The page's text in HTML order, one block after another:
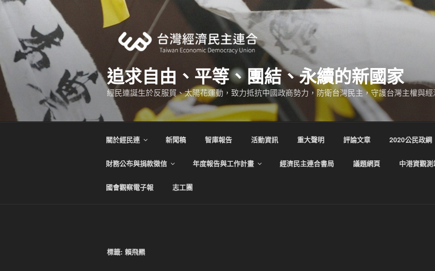
跳
容
追求自由、平等、團結、永續的新國家
經民連誕生於反服貿、太陽花運動，致力抵抗中國政商勢力，防衛台灣民主，守護台灣主權與
關於經民連 新聞稿 智庫報告 活動資訊 重大聲明 評論文章 2020公民政綱
財務公布與捐款徵信 年度報告與工作計畫 經濟民主連合書局 議題網頁 中港資觀測
國會觀察電子報 志工團
標籤: 賴飛羆